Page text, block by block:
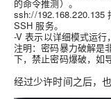
的命令推测）。
ssh://192.168.220.135
SSH 服务。
-V 表示以详细模式运行
注明：密码暴力破解是
下，禁止密码爆破，如
经过少许时间之后，